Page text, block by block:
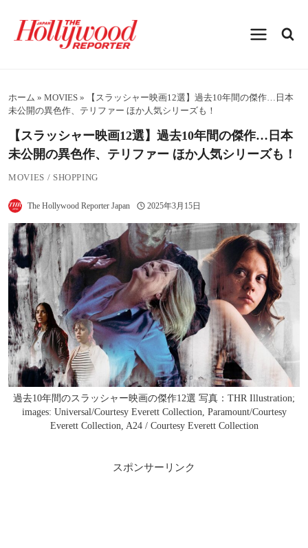
プホーム » MOVIES »
【スラッシャー映画12選】過去10年間の傑作…日本
未公開の異色作、テリファー ほか人気シリーズも！
【スラッシャー映画12選】過去10年間の傑作…日本
未公開の異色作、テリファー ほか人気シリーズも！
MOVIES / SHOPPING
The Hollywood Reporter Japan 2025年3月15日
過去10年間のスラッシャー映画の傑作12選 写真：THR Illustration;
images: Universal/Courtesy Everett Collection, Paramount/Courtesy
Everett Collection, A24 / Courtesy Everett Collection
スポンサーリンク